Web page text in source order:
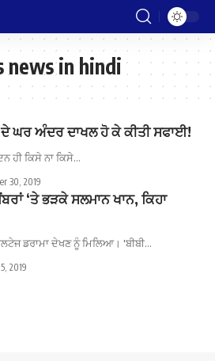
news in hindi
ਘਰ ਅੰਦਰ ਦਾਖਲ ਹੋ ਕੇ ਕੀਤੀ ਸਫਾਈ!
ਹੀ ਕਿਸੇ ਨਾ ਕਿਸੇ…
30, 2019
‘ਤੇ ਭੜਕੇ ਸਲਮਾਨ ਖਾਨ, ਕਿਹਾ
ਡਰਾਮਾ ਦੇਖਣ ਨੂੰ ਮਿਲਿਆ। 'ਬੀਬੀ…
2019